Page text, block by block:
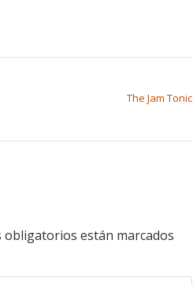
The Jam Tonic
obligatorios están marcados